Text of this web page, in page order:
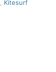
Kitesurf